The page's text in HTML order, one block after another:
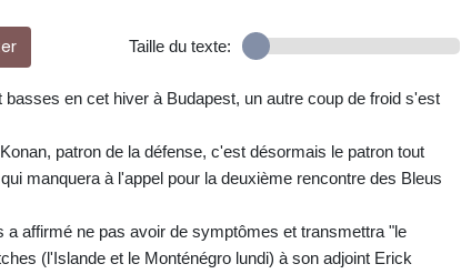
Taille du texte:
en cet hiver à Budapest, un autre coup de froid s'est
patron de la défense, c'est désormais le patron tout
manquera à l'appel pour la deuxième rencontre des Bleus
affirmé ne pas avoir de symptômes et transmettra "le
(l'Islande et le Monténégro lundi) à son adjoint Erick